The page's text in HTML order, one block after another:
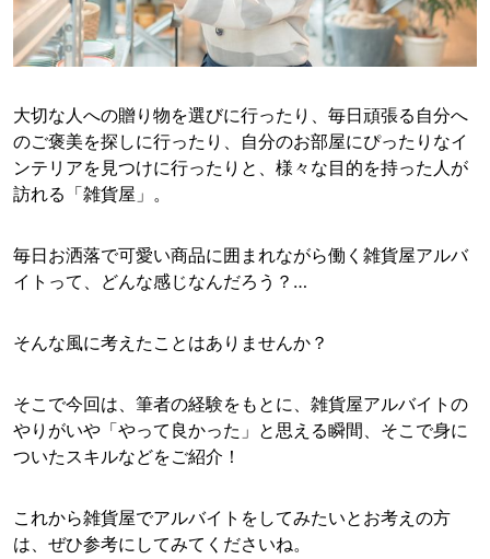
大切な人への贈り物を選びに行ったり、毎日頑張る自分へ
のご褒美を探しに行ったり、自分のお部屋にぴったりなイ
ンテリアを見つけに行ったりと、様々な目的を持った人が
訪れる「雑貨屋」。
毎日お洒落で可愛い商品に囲まれながら働く雑貨屋アルバ
イトって、どんな感じなんだろう？…
そんな風に考えたことはありませんか？
そこで今回は、筆者の経験をもとに、雑貨屋アルバイトの
やりがいや「やって良かった」と思える瞬間、そこで身に
ついたスキルなどをご紹介！
これから雑貨屋でアルバイトをしてみたいとお考えの方
は、ぜひ参考にしてみてくださいね。